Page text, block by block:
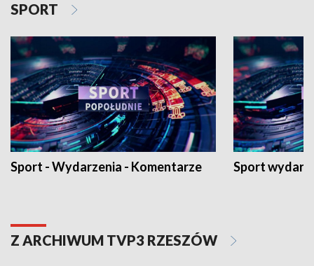
SPORT
Sport - Wydarzenia - Komentarze Sport
Z ARCHIWUM TVP3 RZESZÓW